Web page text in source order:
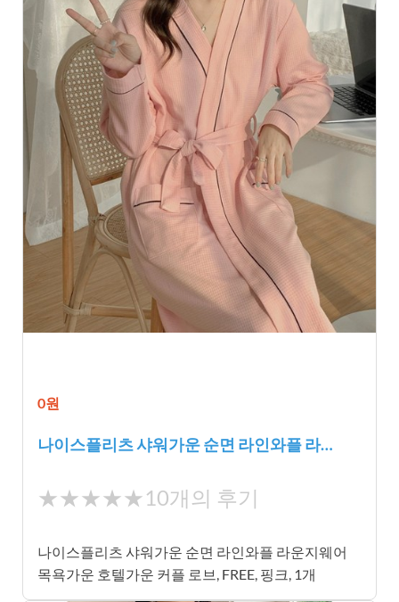
0원
나이스플리츠 샤워가운 순면 라인와플 라…
★
★
★
★
★★★★★10개의 후기
나이스플리츠 샤워가운 순면 라인와플 라운지웨어
목욕가운 호텔가운 커플 로브, FREE, 핑크, 1개